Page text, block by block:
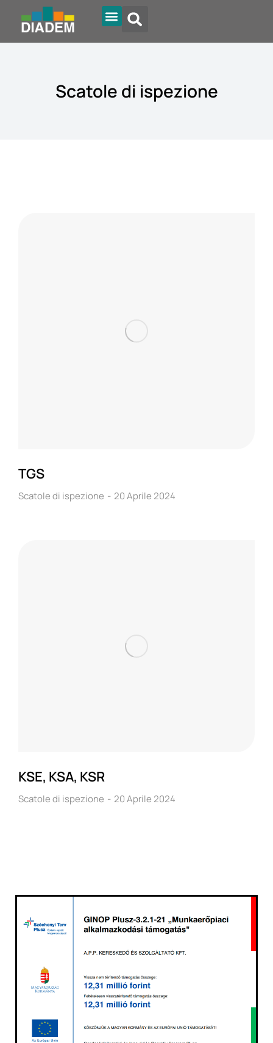
Scatole di ispezione
TGS
Scatole di ispezione 20 Aprile 2024
KSE, KSA, KSR
Scatole di ispezione 20 Aprile 2024